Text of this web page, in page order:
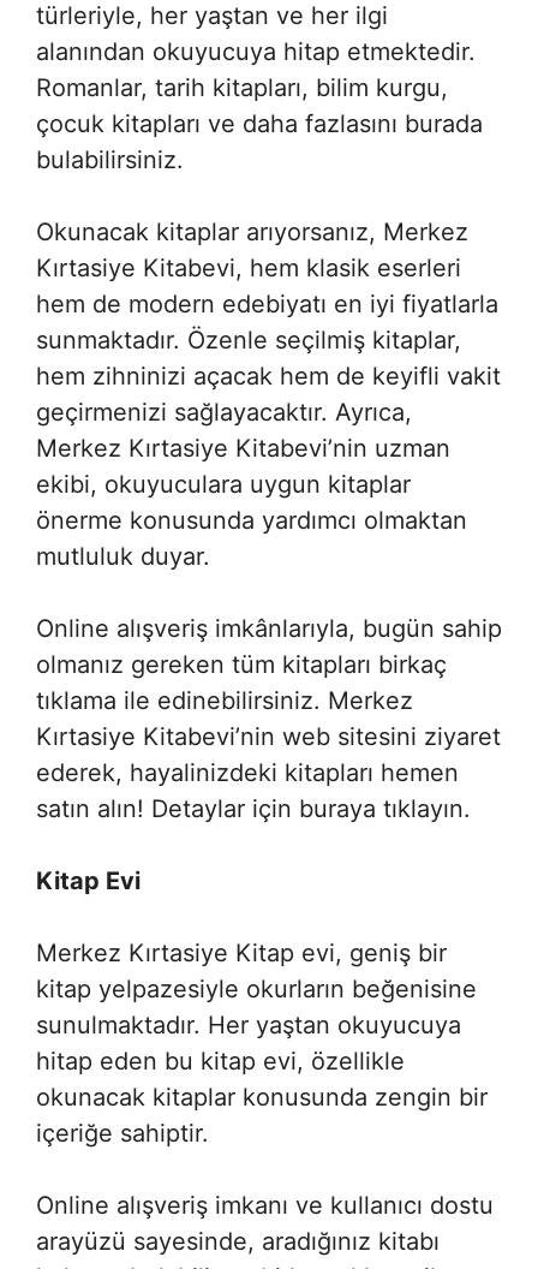
türleriyle, her yaştan ve her ilgi
alanından okuyucuya hitap etmektedir.
Romanlar, tarih kitapları, bilim kurgu,
çocuk kitapları ve daha fazlasını burada
bulabilirsiniz.
Okunacak kitaplar arıyorsanız, Merkez
Kırtasiye Kitabevi, hem klasik eserleri
hem de modern edebiyatı en iyi fiyatlarla
sunmaktadır. Özenle seçilmiş kitaplar,
hem zihninizi açacak hem de keyifli vakit
geçirmenizi sağlayacaktır. Ayrıca,
Merkez Kırtasiye Kitabevi’nin uzman
ekibi, okuyuculara uygun kitaplar
önerme konusunda yardımcı olmaktan
mutluluk duyar.
Online alışveriş imkânlarıyla, bugün sahip
olmanız gereken tüm kitapları birkaç
tıklama ile edinebilirsiniz. Merkez
Kırtasiye Kitabevi’nin web sitesini ziyaret
ederek, hayalinizdeki kitapları hemen
satın alın! Detaylar için buraya tıklayın.
Kitap Evi
Merkez Kırtasiye Kitap evi, geniş bir
kitap yelpazesiyle okurların beğenisine
sunulmaktadır. Her yaştan okuyucuya
hitap eden bu kitap evi, özellikle
okunacak kitaplar konusunda zengin bir
içeriğe sahiptir.
Online alışveriş imkanı ve kullanıcı dostu
arayüzü sayesinde, aradığınız kitabı